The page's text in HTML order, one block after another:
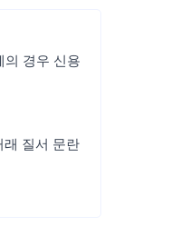
의 경우 신용
래 질서 문란